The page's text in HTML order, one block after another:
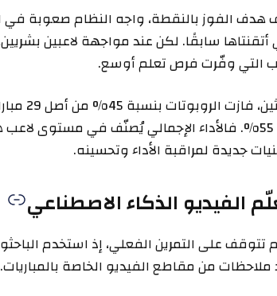
هدف الفوز بالنقطة، واجه النظام صعوبة في
أتقنتاها سابقًا. لكن عند مواجهة لاعبين
التي وفّرت فرص تعلم أوسع.
ووفق
بنسبة بلغت 55%. فالأداء الإجمالي يُصنّف في
جديدة لمراقبة الأداء وتحسينه.
الفيديو الذكاء الاصطناعي
ملاحظات من مقاطع الفيديو الخاصة بالمباريات.